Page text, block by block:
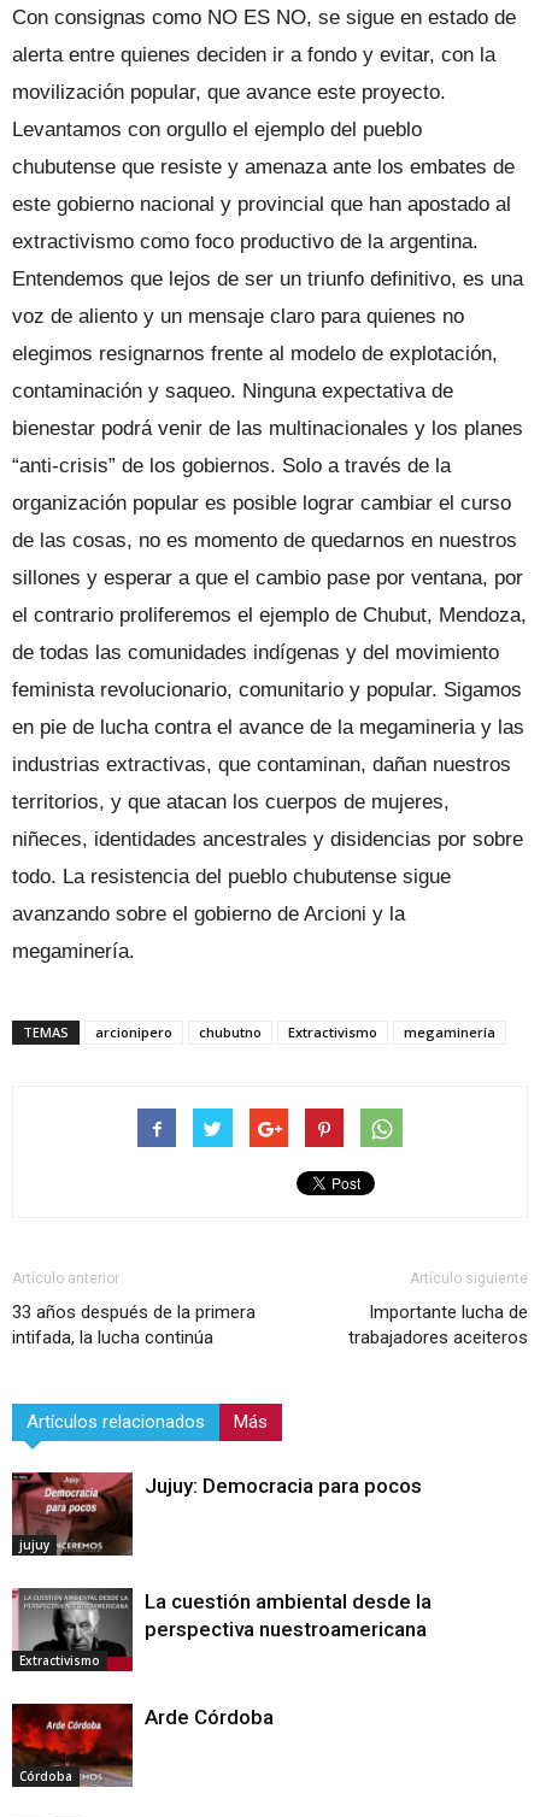
Con consignas como NO ES NO, se sigue en estado de
alerta entre quienes deciden ir a fondo y evitar, con la
movilización popular, que avance este proyecto.
Levantamos con orgullo el ejemplo del pueblo
chubutense que resiste y amenaza ante los embates de
este gobierno nacional y provincial que han apostado al
extractivismo como foco productivo de la argentina.
Entendemos que lejos de ser un triunfo definitivo, es una
voz de aliento y un mensaje claro para quienes no
elegimos resignarnos frente al modelo de explotación,
contaminación y saqueo. Ninguna expectativa de
bienestar podrá venir de las multinacionales y los planes
“anti-crisis” de los gobiernos. Solo a través de la
organización popular es posible lograr cambiar el curso
de las cosas, no es momento de quedarnos en nuestros
sillones y esperar a que el cambio pase por ventana, por
el contrario proliferemos el ejemplo de Chubut, Mendoza,
de todas las comunidades indígenas y del movimiento
feminista revolucionario, comunitario y popular. Sigamos
en pie de lucha contra el avance de la megamineria y las
industrias extractivas, que contaminan, dañan nuestros
territorios, y que atacan los cuerpos de mujeres,
niñeces, identidades ancestrales y disidencias por sobre
todo. La resistencia del pueblo chubutense sigue
avanzando sobre el gobierno de Arcioni y la
megaminería.
TEMAS arcionipero chubutno Extractivismo megaminería
Artículo anterior
33 años después de la primera
intifada, la lucha continúa
Artículo siguiente
Importante lucha de
trabajadores aceiteros
Artículos relacionados Más
jujuy
Jujuy: Democracia para pocos
Extractivismo
La cuestión ambiental desde la
perspectiva nuestroamericana
Córdoba
Arde Córdoba